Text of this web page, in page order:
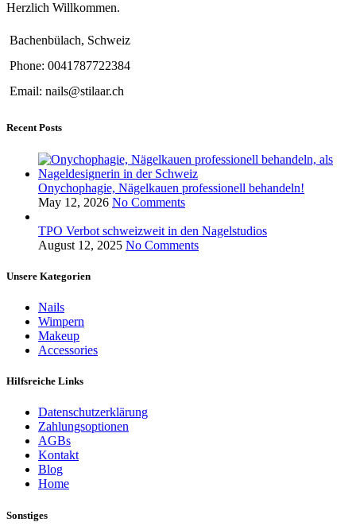
Herzlich Willkommen.
Bachenbülach, Schweiz
Phone: 0041787722384
Email: nails@stilaar.ch
Recent Posts
Onychophagie, Nägelkauen professionell behandeln!
May 12, 2026 No Comments
TPO Verbot schweizweit in den Nagelstudios
August 12, 2025 No Comments
Unsere Kategorien
Nails
Wimpern
Makeup
Accessories
Hilfsreiche Links
Datenschutzerklärung
Zahlungsoptionen
AGBs
Kontakt
Blog
Home
Sonstiges